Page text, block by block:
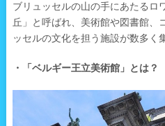
ブリュッセルの山の手にあたるロ
丘」と呼ばれ、美術館や図書館、
ッセルの文化を担う施設が数多く
・「ベルギー王立美術館」とは？